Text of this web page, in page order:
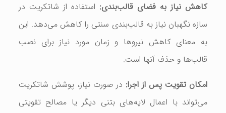
کاهش نیاز به فضای قالب‌بندی: استفاده از شاتکریت در
سازه نگهبان نیاز به قالب‌بندی سنتی را کاهش می‌دهد. این
به معنای کاهش نیروها و زمان مورد نیاز برای نصب
قالب‌ها و حذف آنها است.
امکان تقویت پس از اجرا: در صورت نیاز، پوشش شاتکریت
می‌تواند با اعمال لایه‌های بتنی دیگر یا مصالح تقویتی